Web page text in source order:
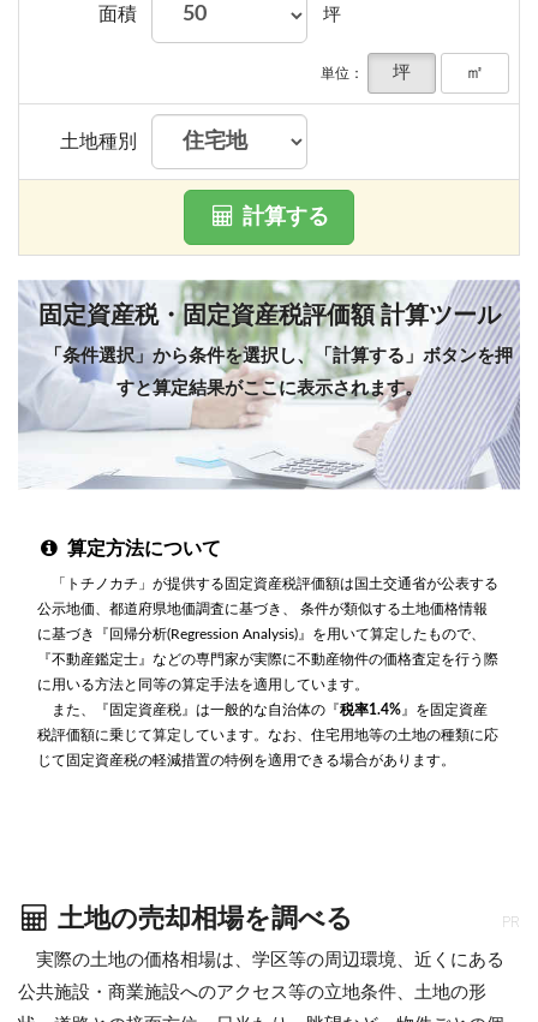
面積 坪
単位： 坪 ㎡
土地種別
計算する
固定資産税・固定資産税評価額 計算ツール
「条件選択」から条件を選択し、「計算する」ボタンを押
すと算定結果がここに表示されます。
算定方法について
「トチノカチ」が提供する固定資産税評価額は国土交通省が公表する
公示地価、都道府県地価調査に基づき、 条件が類似する土地価格情報
に基づき『回帰分析(Regression Analysis)』を用いて算定したもので、
『不動産鑑定士』などの専門家が実際に不動産物件の価格査定を行う際
に用いる方法と同等の算定手法を適用しています。
また、『固定資産税』は一般的な自治体の『 税率1.4% 』を固定資産
税評価額に乗じて算定しています。なお、住宅用地等の土地の種類に応
じて固定資産税の軽減措置の特例を適用できる場合があります。
土地の売却相場を調べる PR
実際の土地の価格相場は、学区等の周辺環境、近くにある
公共施設・商業施設へのアクセス等の立地条件、土地の形